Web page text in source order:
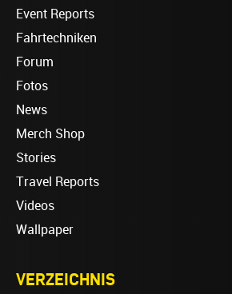
Event Reports
Fahrtechniken
Forum
Fotos
News
Merch Shop
Stories
Travel Reports
Videos
Wallpaper
VERZEICHNIS